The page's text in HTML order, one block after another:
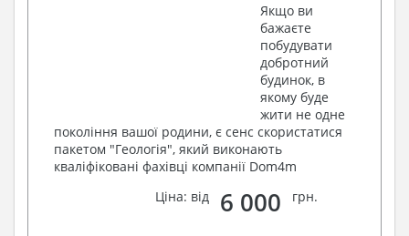
Якщо ви
бажаєте
побудувати
добротний
будинок, в
якому буде
жити не одне
покоління вашої родини, є сенс скористатися
пакетом "Геологія", який виконають
кваліфіковані фахівці компанії Dom4m
Ціна: від
6 000 грн.